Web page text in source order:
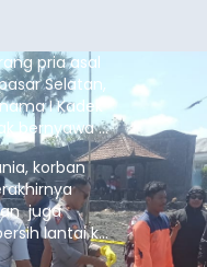
pria asal
Selatan,
I Kadek
bernyawa di
korban
juga
lantai ke